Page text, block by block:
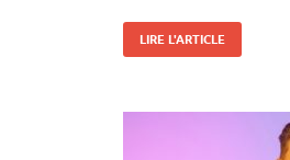
LIRE L'ARTICLE